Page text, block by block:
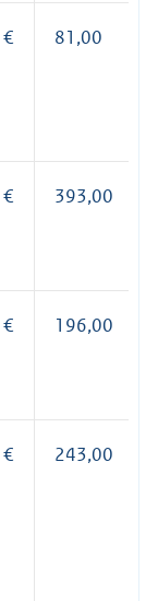
€ 81,00
€ 393,00
€ 196,00
€ 243,00